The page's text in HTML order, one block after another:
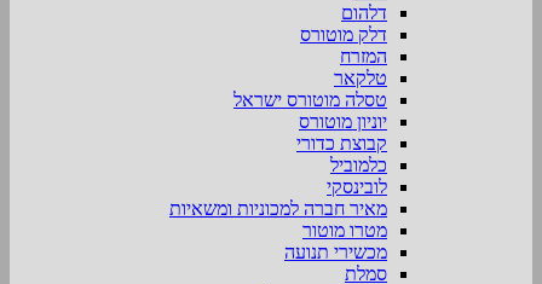
דלהום
דלק מוטורס
המזרח
טלקאר
טסלה מוטורס ישראל
יוניון מוטורס
קבוצת כדורי
כלמוביל
לובינסקי
מאיר חברה למכוניות ומשאיות
מטרו מוטור
מכשירי תנועה
סמלת